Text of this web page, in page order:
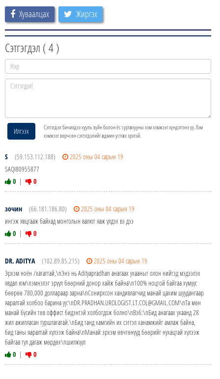
Хуваалцах Жиргэх
Сэтгэгдэл (4)
Илгээх
Сэтгэгдэл бичихдээ хууль зүйн болон ёс суртахууны хэм хэмжээг хүндэтгэнэ үү. Хэм
хэмжээг зөрчсөн сэтгэгдэлийг админ устгах эрхтэй.
S (59.153.112.188)
2025 оны 04 сарын 19
SAQI80955877
0 | 0
зочин (66.181.186.80)
2025 оны 04 сарын 19
ингэж явцгааж байхад монголын валют яаж үлдэх вэ дээ
0 | 0
DR. ADITYA (102.89.85.215)
2025 оны 04 сарын 19
Эрхэм ноён /хатагтай,\nЭнэ нь Adityapradhan анагаах ухааныг олон нийтэд мэдээлэх
явдал юм\nэмнэлэг эрүүл бөөрний донор хайж байна\n100% ноцтой байгаа хүмүүс
бөөрөө 780,000 доллараар зарна\nСонирхсон хандивлагчид манай цахим шуудангаар
яаралтай холбоо барина уу:\nDR.PRADHAN.UROLOGIST.LT.COL@GMAIL.COM\nТа мөн
манай бүсийн төв оффист бидэнтэй холбогдож болно\nВэб:\nБид анагаах ухаанд 28
жил ажилласан туршлагатай.\nБид танд хамгийн их сэтгэл ханамжийг амлаж байна,
бид таны яаралтай хүлээж байна\nМанай эрхэм өвчтөнүүд бөөрийг нухацтай хүлээж
байгаа тул дагаж мөрдөх\nшилжүүл
0 | 0